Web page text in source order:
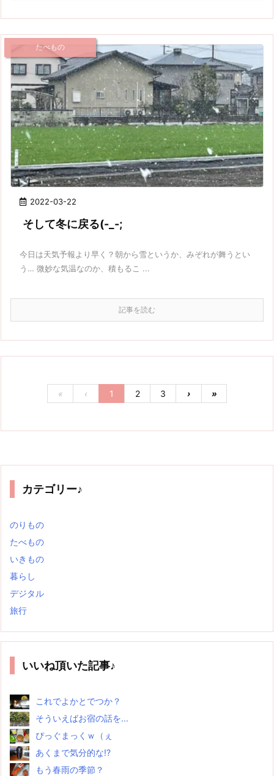
2022-03-22
たべもの
そして冬に戻る(-_-;
今日は天気予報より早く？朝から雪というか、みぞれが舞うとい
う… 微妙な気温なのか、積もるこ ...
記事を読む
« ‹ 1 2 3 › »
カテゴリー♪
のりもの
たべもの
いきもの
暮らし
デジタル
旅行
いいね頂いた記事♪
これでよかとでつか？
そういえばお宿の話を...
ぴっぐまっくｗ（ぇ
あくまで気分的な!?
もう春雨の季節？